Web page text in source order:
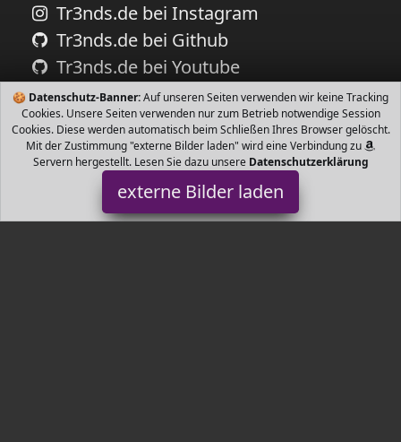
🍪 Datenschutz-Banner:Auf unseren Seiten verwenden wir keine Tracking
Cookies. Unsere Seiten verwenden nur zum Betrieb notwendige Session
Cookies. Diese werden automatisch beim Schließen Ihres Browser gelöscht.
Mit der Zustimmung "externe Bilder laden" wird eine Verbindung zu
Servern hergestellt. Lesen Sie dazu unsere Datenschutzerklärung
externe Bilder laden
Tr3nds.de bei Instagram
Tr3nds.de bei Github
Tr3nds.de bei Youtube